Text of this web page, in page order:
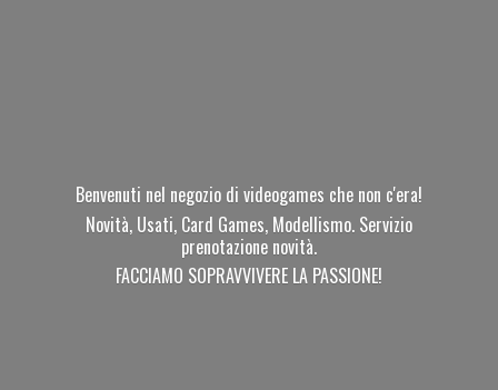
Benvenuti nel negozio di videogames che non c'era!
Novità, Usati, Card Games, Modellismo. Servizio
prenotazione novità.
FACCIAMO SOPRAVVIVERE LA PASSIONE!